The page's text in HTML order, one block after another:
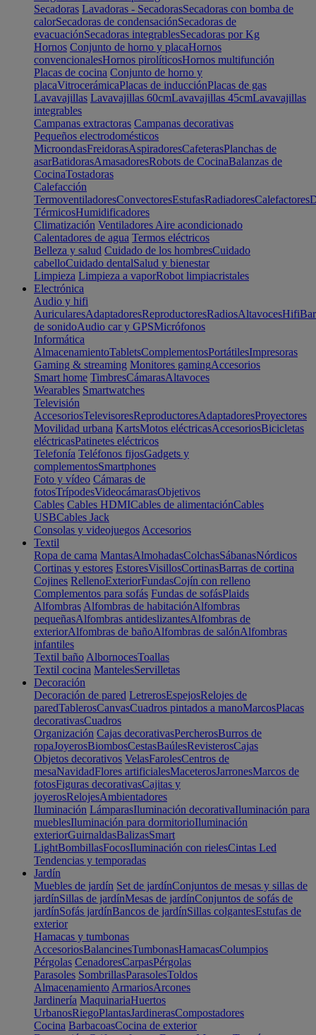
Secadoras Lavadoras - SecadorasSecadoras con bomba de
calorSecadoras de condensaciónSecadoras de
evacuaciónSecadoras integrablesSecadoras por Kg
Hornos Conjunto de horno y placaHornos
convencionalesHornos pirolíticosHornos multifunción
Placas de cocina Conjunto de horno y
placaVitrocerámicaPlacas de inducciónPlacas de gas
Lavavajillas Lavavajillas 60cmLavavajillas 45cmLavavajillas
integrables
Campanas extractoras Campanas decorativas
Pequeños electrodomésticos
MicroondasFreidorasAspiradoresCafeterasPlanchas de
asarBatidorasAmasadoresRobots de CocinaBalanzas de
CocinaTostadoras
Calefacción
TermoventiladoresConvectoresEstufasRadiadoresCalefactores
TérmicosHumidificadores
Climatización Ventiladores Aire acondicionado
Calentadores de agua Termos eléctricos
Belleza y salud Cuidado de los hombresCuidado
cabelloCuidado dentalSalud y bienestar
Limpieza Limpieza a vaporRobot limpiacristales
Electrónica
Audio y hifi
AuricularesAdaptadoresReproductoresRadiosAltavocesHifi
de sonidoAudio car y GPSMicrófonos
Informática
AlmacenamientoTabletsComplementosPortátilesImpresoras
Gaming & streaming Monitores gamingAccesorios
Smart home TimbresCámarasAltavoces
Wearables Smartwatches
Televisión
AccesoriosTelevisoresReproductoresAdaptadoresProyectores
Movilidad urbana KartsMotos eléctricasAccesoriosBicicletas
eléctricasPatinetes eléctricos
Telefonía Teléfonos fijosGadgets y
complementosSmartphones
Foto y vídeo Cámaras de
fotosTrípodesVideocámarasObjetivos
Cables Cables HDMICables de alimentaciónCables
USBCables Jack
Consolas y videojuegos Accesorios
Textil
Ropa de cama MantasAlmohadasColchasSábanasNórdicos
Cortinas y estores EstoresVisillosCortinasBarras de cortina
Cojines RellenoExteriorFundasCojín con relleno
Complementos para sofás Fundas de sofásPlaids
Alfombras Alfombras de habitaciónAlfombras
pequeñasAlfombras antideslizantesAlfombras de
exteriorAlfombras de bañoAlfombras de salónAlfombras
infantiles
Textil baño AlbornocesToallas
Textil cocina MantelesServilletas
Decoración
Decoración de pared LetrerosEspejosRelojes de
paredTablerosCanvasCuadros pintados a manoMarcosPlacas
decorativasCuadros
Organización Cajas decorativasPercherosBurros de
ropaJoyerosBiombosCestasBaúlesRevisterosCajas
Objetos decorativos VelasFarolesCentros de
mesaNavidadFlores artificialesMaceterosJarronesMarcos de
fotosFiguras decorativasCajitas y
joyerosRelojesAmbientadores
Iluminación LámparasIluminación decorativaIluminación para
mueblesIluminación para dormitorioIluminación
exteriorGuirnaldasBalizasSmart
LightBombillasFocosIluminación con rielesCintas Led
Tendencias y temporadas
Jardín
Muebles de jardín Set de jardínConjuntos de mesas y sillas de
jardínSillas de jardínMesas de jardínConjuntos de sofás de
jardínSofás jardínBancos de jardínSillas colgantesEstufas de
exterior
Hamacas y tumbonas
AccesoriosBalancinesTumbonasHamacasColumpios
Pérgolas CenadoresCarpasPérgolas
Parasoles SombrillasParasolesToldos
Almacenamiento ArmariosArcones
Jardinería MaquinariaHuertos
UrbanosRiegoPlantasJardinerasCompostadores
Cocina BarbacoasCocina de exterior